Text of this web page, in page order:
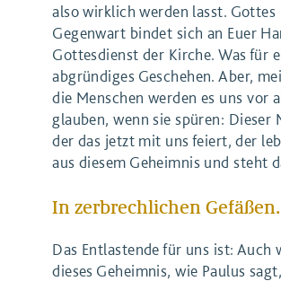
also wirklich werden lasst. Gottes
Gegenwart bindet sich an Euer
Gottesdienst der Kirche. Was für
abgründiges Geschehen. Aber,
die Menschen werden es uns vor
glauben, wenn sie spüren: Dieser
der das jetzt mit uns feiert, der
aus diesem Geheimnis und steht
In zerbrechlichen
Das Entlastende für uns ist: Auch
dieses Geheimnis, wie Paulus